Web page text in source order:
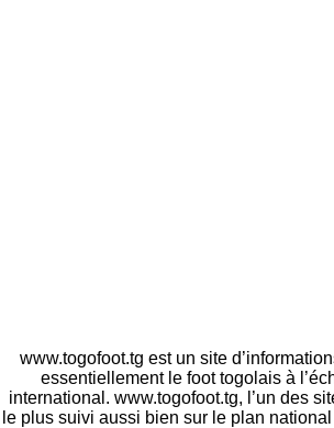
www.togofoot.tg est un site
essentiellement le foot togolais à
international. www.togofoot.tg, l’un des
le plus suivi aussi bien sur le plan